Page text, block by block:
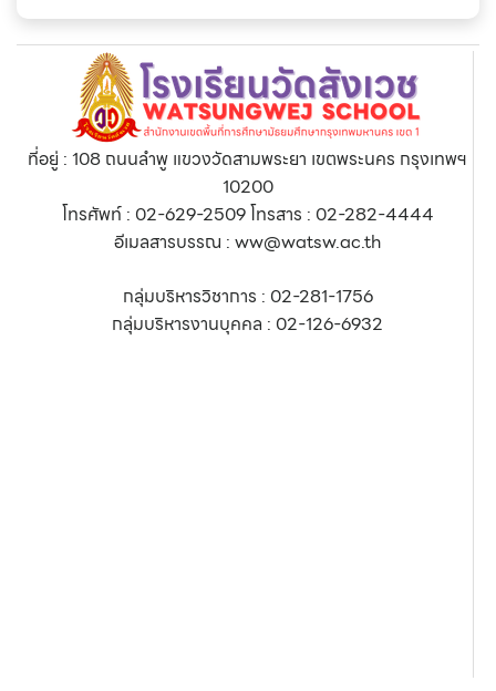
ที่อยู่ : 108 ถนนลำพู แขวงวัดสามพระยา เขตพระนคร กรุงเทพฯ
10200
โทรศัพท์ : 02-629-2509 โทรสาร : 02-282-4444
อีเมลสารบรรณ : ww@watsw.ac.th
กลุ่มบริหารวิชาการ : 02-281-1756
กลุ่มบริหารงานบุคคล : 02-126-6932